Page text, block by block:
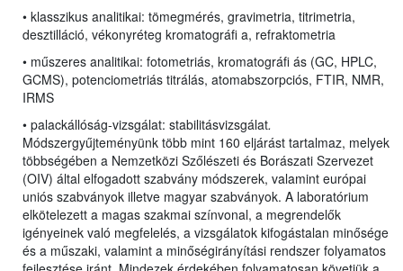
• klasszikus analitikai: tömegmérés, gravimetria, titrimetria,
desztilláció, vékonyréteg kromatográfi a, refraktometria
• műszeres analitikai: fotometriás, kromatográfi ás (GC, HPLC,
GCMS), potenciometriás titrálás, atomabszorpciós, FTIR, NMR,
IRMS
• palackállóság-vizsgálat: stabilitásvizsgálat.
Módszergyűjteményünk több mint 160 eljárást tartalmaz, melyek
többségében a Nemzetközi Szőlészeti és Borászati Szervezet
(OIV) által elfogadott szabvány módszerek, valamint európai
uniós szabványok illetve magyar szabványok. A laboratórium
elkötelezett a magas szakmai színvonal, a megrendelők
igényeinek való megfelelés, a vizsgálatok kifogástalan minősége
és a műszaki, valamint a minőségirányítási rendszer folyamatos